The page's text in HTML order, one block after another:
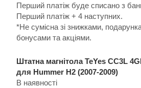
Перший платіж буде списано з
Перший платіж + 4 наступних.
*Не сумісна зі знижками,
бонусами та акціями.
Штатна магнітола TeYes CC3L
для Hummer H2 (2007-2009)
В наявності